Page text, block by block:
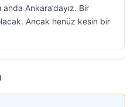
anda Ankara’dayız. Bir
Ancak henüz kesin bir